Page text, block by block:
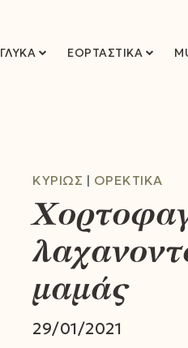
ΓΛΥΚΆ ΕΟΡΤΑΣΤΙΚΆ
ΚΥΡΊΩΣ ΟΡΕΚΤΙΚΆ
μαμάς
29/01/2021